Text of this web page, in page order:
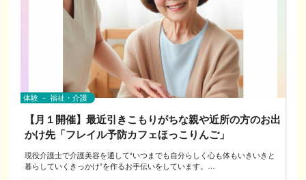
当日キャンセルの場合は、改めての日程調整を行います。
キャンセルによるご返金はできませんので、
ご希望の日程をお知らせください。
キャリアコンサルタント国家資格
心理カウンセラー
占いセラピスト（西洋占星術、誕生花セラピー）
現在、教育現場にも携わりながら個人の働き方のサポートを行っておりま
す。
い」と思われることを、じっくりお話をお聞きいたします。
どうぞお気軽にお問合せ下さい。
キャリアコンサルタント国家資格
占いセラピスト（西洋占星術、誕生花セラピー）
現在、教育現場にも携わりながら個人の働き方のサポートを行っておりま
お子さんから大人、セカンドキャリアに関する「だれかに話を聞いてほし
い」と思われることを、じっくりお話をお聞きいたします。
★占いを交えたお話しをご希望であれば、そちらのプランもございますの
で、プロフィールをご覧ください。
レッスン：オンライン（Zoom使用）、（対面もOK）
レッスン可能日時：月～金 9：00～17：00（時間相談可）
料金：[個人]一時間 2,000円 [グループ]時間、料金共に要相談
[対面]（人数、時間を確認の上要相談＋交通費）
1.文法を勉強します。
2.文を作る練習をします。
3.文を読む練習をします。(発音も確認します。)
4.話す練習をします。
１から３まで勉強した文を私と一緒に会話練習します。
☆彡トライアルレッスンをしませんか☆彡
・時間は30分です。
体験 － 福祉・介護
【月１開催】最近引きこもりがちな親や近所の方のお出
かけ先「フレイル予防カフェほっこりんご」
現役介護士で介護美容を通して“いつまでも自分らしく心も体もいきいきと
暮らしていくきっかけ”を作るお手伝いをしています。